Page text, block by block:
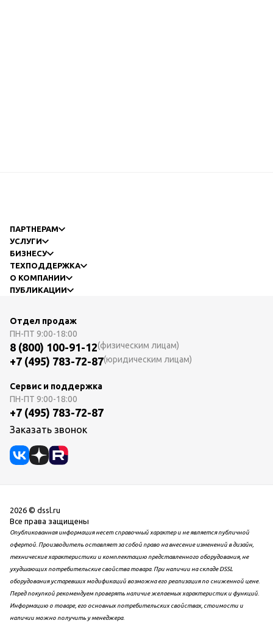
ПАРТНЕРАМ
УСЛУГИ
БИЗНЕСУ
ТЕХПОДДЕРЖКА
О КОМПАНИИ
ПУБЛИКАЦИИ
Отдел продаж
ПН-ПТ 9:00-18:00
8 (800) 100-91-12(физическим лицам)
+7 (495) 783-72-87(юридическим лицам)
Сервис и поддержка
ПН-ПТ 9:00-18:00
+7 (495) 783-72-87
Заказать звонок
2026 © dssl.ru
Все права защищены
Опубликованная информация несет справочный характер и не является публичной
офертой. Производитель оставляет за собой право на внесение изменений в дизайн,
технические характеристики и комплектацию представленного оборудования, не
ухудшающих потребительские свойства товара. При наличии на складе DSSL
оборудования устаревших модификаций возможна его реализация по сниженной цене.
Перед покупкой рекомендуем проверять наличие желаемых характеристик и функций.
Информацию о товаре, его основных потребительских свойствах, стоимости и
наличии можно получить у менеджера.